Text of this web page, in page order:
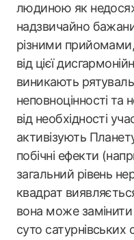
людиною як
надзвичайно
різними
від цієї
виникають
неповноцінності
від необхідності
активізують
побічні ефекти
загальний рівень
квадрат
вона може
суто